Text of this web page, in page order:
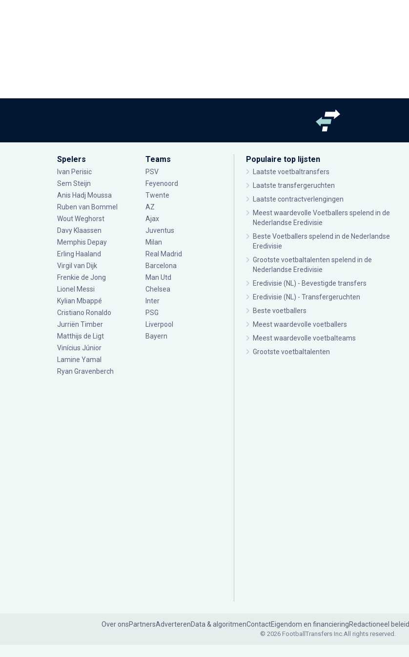
Spelers
Ivan Perisic
Sem Steijn
Anis Hadj Moussa
Ruben van Bommel
Wout Weghorst
Davy Klaassen
Memphis Depay
Erling Haaland
Virgil van Dijk
Frenkie de Jong
Lionel Messi
Kylian Mbappé
Cristiano Ronaldo
Jurriën Timber
Matthijs de Ligt
Vinícius Júnior
Lamine Yamal
Ryan Gravenberch
Teams
PSV
Feyenoord
Twente
AZ
Ajax
Juventus
Milan
Real Madrid
Barcelona
Man Utd
Chelsea
Inter
PSG
Liverpool
Bayern
Populaire top lijsten
Laatste voetbaltransfers
Laatste transfergeruchten
Laatste contractverlengingen
Meest waardevolle Voetballers spelend in de
Nederlandse Eredivisie
Beste Voetballers spelend in de Nederlandse
Eredivisie
Grootste voetbaltalenten spelend in de
Nederlandse Eredivisie
Eredivisie (NL) - Bevestigde transfers
Eredivisie (NL) - Transfergeruchten
Beste voetballers
Meest waardevolle voetballers
Meest waardevolle voetbalteams
Grootste voetbaltalenten
Over onsPartnersAdverterenData & algoritmenContactEigendom en financieringRedactioneel beleid
© 2026 FootballTransfers Inc.All rights reserved.